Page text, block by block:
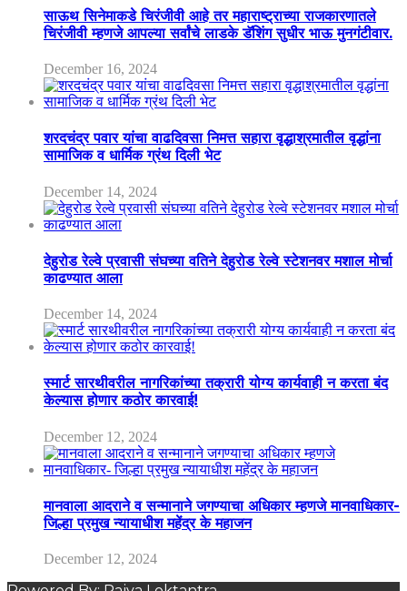
साऊथ सिनेमाकडे चिरंजीवी आहे तर महाराष्ट्राच्या राजकारणातले
चिरंजीवी म्हणजे आपल्या सर्वांचे लाडके डॅशिंग सुधीर भाऊ मुनगंटीवार.
December 16, 2024
शरदचंद्र पवार यांचा वाढदिवसा निमत्त सहारा वृद्धाश्रमातील वृद्धांना
सामाजिक व धार्मिक ग्रंथ दिली भेट
December 14, 2024
देहुरोड रेल्वे प्रवासी संघच्या वतिने देहुरोड रेल्वे स्टेशनवर मशाल मोर्चा
काढण्यात आला
December 14, 2024
स्मार्ट सारथीवरील नागरिकांच्या तक्रारी योग्य कार्यवाही न करता बंद
केल्यास होणार कठोर कारवाई!
December 12, 2024
मानवाला आदराने व सन्मानाने जगण्याचा अधिकार म्हणजे मानवाधिकार-
जिल्हा प्रमुख न्यायाधीश महेंद्र के महाजन
December 12, 2024